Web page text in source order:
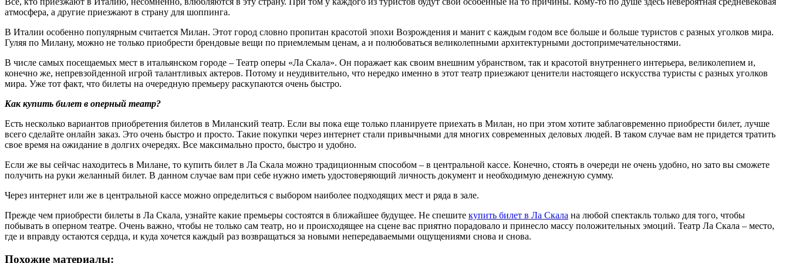
атмосфера, а другие приезжают в страну для шоппинга.
В Италии особенно популярным считается Милан. Этот город словно пропитан красотой эпохи Возрождения и манит с каждым годом все больше и больше туристов с разных уголков мира.
Гуляя по Милану, можно не только приобрести брендовые вещи по приемлемым ценам, а и полюбоваться великолепными архитектурными достопримечательностями.
В числе самых посещаемых мест в итальянском городе – Театр оперы «Ла Скала». Он поражает как своим внешним убранством, так и красотой внутреннего интерьера, великолепием и,
конечно же, непревзойденной игрой талантливых актеров. Потому и неудивительно, что нередко именно в этот театр приезжают ценители настоящего искусства туристы с разных уголков
мира. Уже тот факт, что билеты на очередную премьеру раскупаются очень быстро.
Как купить билет в оперный театр?
Есть несколько вариантов приобретения билетов в Миланский театр. Если вы пока еще только планируете приехать в Милан, но при этом хотите заблаговременно приобрести билет, лучше
всего сделайте онлайн заказ. Это очень быстро и просто. Такие покупки через интернет стали привычными для многих современных деловых людей. В таком случае вам не придется тратить
свое время на ожидание в долгих очередях. Все максимально просто, быстро и удобно.
Если же вы сейчас находитесь в Милане, то купить билет в Ла Скала можно традиционным способом – в центральной кассе. Конечно, стоять в очереди не очень удобно, но зато вы сможете
получить на руки желанный билет. В данном случае вам при себе нужно иметь удостоверяющий личность документ и необходимую денежную сумму.
Через интернет или же в центральной кассе можно определиться с выбором наиболее подходящих мест и ряда в зале.
Прежде чем приобрести билеты в Ла Скала, узнайте какие премьеры состоятся в ближайшее будущее. Не спешите купить билет в Ла Скала на любой спектакль только для того, чтобы
побывать в оперном театре. Очень важно, чтобы не только сам театр, но и происходящее на сцене вас приятно порадовало и принесло массу положительных эмоций. Театр Ла Скала – место,
где и вправду остаются сердца, и куда хочется каждый раз возвращаться за новыми непередаваемыми ощущениями снова и снова.
Похожие материалы: